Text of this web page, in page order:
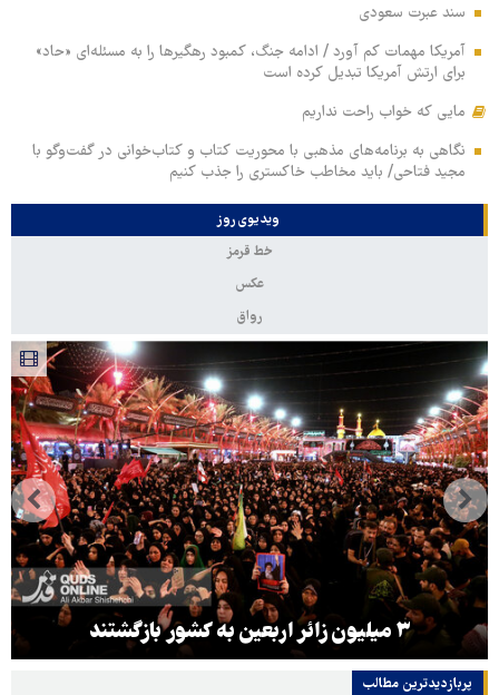
سند عبرت سعودی
آمریکا مهمات کم آورد / ادامه جنگ، کمبود رهگیرها را به مسئله‌ای «حاد»
برای ارتش آمریکا تبدیل کرده است
مایی که خواب راحت نداریم
نگاهی به برنامه‌های مذهبی با محوریت کتاب و کتاب‌خوانی در گفت‌وگو با
مجید فتاحی/ باید مخاطب خاکستری را جذب کنیم
ویدیوی روز
خط قرمز
عکس
رواق
۳ میلیون زائر اربعین به کشور بازگشتند
پربازدیدترین‌ مطالب